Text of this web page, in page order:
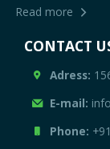
Read more
CONTACT
Adress:
E-mail:
Phone: